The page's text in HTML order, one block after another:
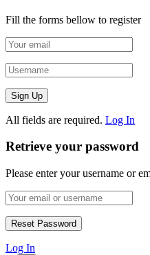
Fill the forms bellow to register
All fields are required. Log In
Retrieve your password
Please enter your username or
Log In